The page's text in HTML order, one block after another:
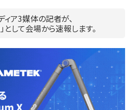
ィア3媒体の記者が、
として会場から速報します。